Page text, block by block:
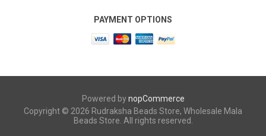
PAYMENT OPTIONS
Powered bynopCommerce
Copyright © 2026 Rudraksha Beads Store, Wholesale Mala
Beads Store. All rights reserved.